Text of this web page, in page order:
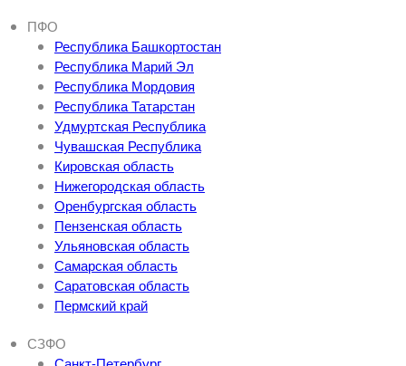
ПФО
Республика Башкортостан
Республика Марий Эл
Республика Мордовия
Республика Татарстан
Удмуртская Республика
Чувашская Республика
Кировская область
Нижегородская область
Оренбургская область
Пензенская область
Ульяновская область
Самарская область
Саратовская область
Пермский край
СЗФО